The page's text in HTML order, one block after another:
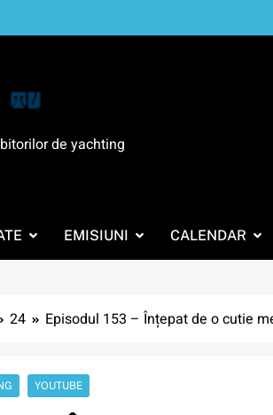
de yachting
EMISIUNI CALENDAR
24 Episodul 153 – Înțepat de o cutie
YOUTUBE